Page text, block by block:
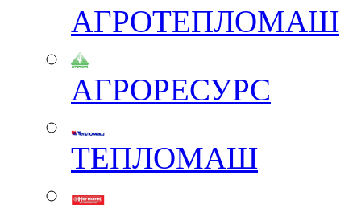
АГРОТЕПЛОМАШ
АГРОРЕСУРС
ТЕПЛОМАШ